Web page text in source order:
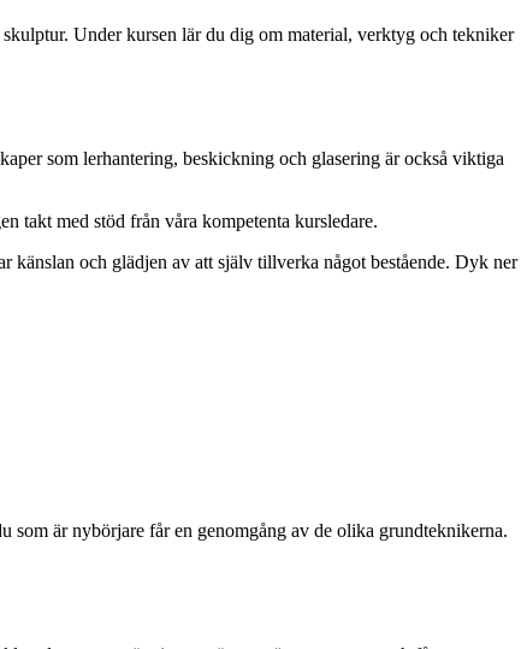
Under kursen lär du dig om material, verktyg och tekniker
som lerhantering, beskickning och glasering är också viktiga
takt med stöd från våra kompetenta kursledare.
känslan och glädjen av att själv tillverka något bestående. Dyk ner
är nybörjare får en genomgång av de olika grundteknikerna.